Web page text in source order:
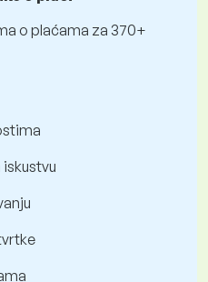
o plaćama za 370+